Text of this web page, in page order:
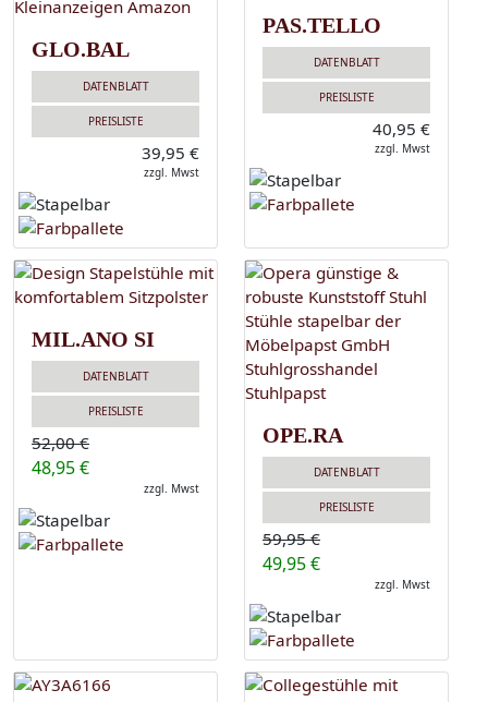
GLO.BAL
DATENBLATT
PREISLISTE
39,95 €
zzgl. Mwst
PAS.TELLO
DATENBLATT
PREISLISTE
40,95 €
zzgl. Mwst
MIL.ANO SI
DATENBLATT
PREISLISTE
52,00 €
48,95 €
zzgl. Mwst
OPE.RA
DATENBLATT
PREISLISTE
59,95 €
49,95 €
zzgl. Mwst